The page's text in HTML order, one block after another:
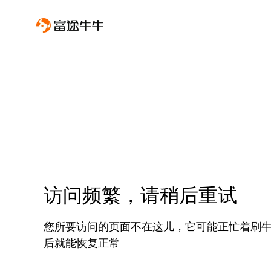
访问频繁，请稍后重试
您所要访问的页面不在这儿，它可能正忙着刷
后就能恢复正常